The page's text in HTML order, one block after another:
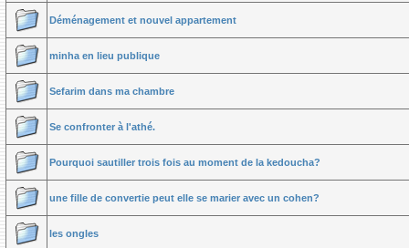
Déménagement et nouvel appartement
minha en lieu publique
Sefarim dans ma chambre
Se confronter à l'athé.
Pourquoi sautiller trois fois au moment de la kedoucha?
une fille de convertie peut elle se marier avec un cohen?
les ongles